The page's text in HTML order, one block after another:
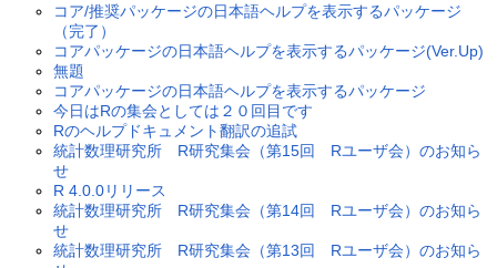
コア/推奨パッケージの日本語ヘルプを表示するパッケージ
（完了）
コアパッケージの日本語ヘルプを表示するパッケージ(Ver.Up)
無題
コアパッケージの日本語ヘルプを表示するパッケージ
今日はRの集会としては２０回目です
Rのヘルプドキュメント翻訳の追試
統計数理研究所 R研究集会（第15回 Rユーザ会）のお知ら
せ
R 4.0.0リリース
統計数理研究所 R研究集会（第14回 Rユーザ会）のお知ら
せ
統計数理研究所 R研究集会（第13回 Rユーザ会）のお知ら